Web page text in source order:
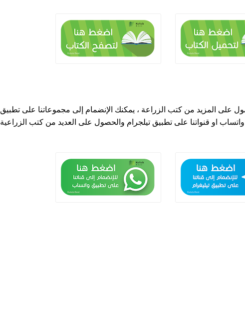
المزيد من كتب الزراعة ، يمكنك الإنضمام إلى مجموعاتنا على تطبيق